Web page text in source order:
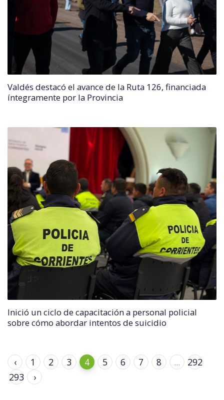
Valdés destacó el avance de la Ruta 126, financiada
íntegramente por la Provincia
Inició un ciclo de capacitación a personal policial
sobre cómo abordar intentos de suicidio
‹ 1 2 3 4 5 6 7 8 ...
292
293
›